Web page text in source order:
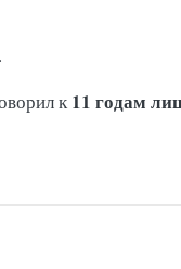
.
к 11 годам